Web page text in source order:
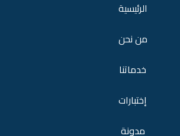
الرئيسية
من نحن
خدماتنا
إختبارات
مدونة